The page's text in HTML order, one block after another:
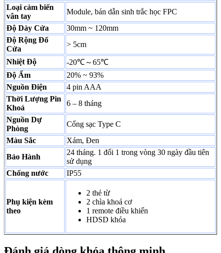
Loại cảm biến
vân tay
Module, bán dẫn sinh trắc học FPC
Độ Dày Cửa
30mm ~ 120mm
Độ Rộng Đố
Cửa
> 5cm
Nhiệt Độ
-20℃～65℃
Độ Ẩm
20% ~ 93%
Nguồn Điện
4 pin AAA
Thời Lượng Pin
Khoá
6 – 8 tháng
Nguồn Dự
Phòng
Cổng sạc Type C
Màu Sắc
Xám, Đen
Bảo Hành
24 tháng. 1 đổi 1 trong vòng 30 ngày đầu tiên
sử dụng
Chống nước
IP55
Phụ kiện kèm
theo
2 thẻ từ
2 chìa khoá cơ
1 remote điều khiển
HDSD khóa